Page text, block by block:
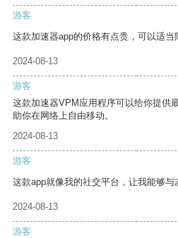
游客
这款加速器app的价格有点贵，可以适当
2024-08-13
游客
这款加速器VPM应用程序可以给你提供
助你在网络上自由移动。
2024-08-13
游客
这款app就像我的社交平台，让我能够与
2024-08-13
游客